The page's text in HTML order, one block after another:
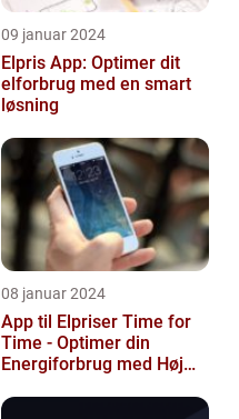
09 januar 2024
Elpris App: Optimer dit
elforbrug med en smart
løsning
08 januar 2024
App til Elpriser Time for
Time - Optimer din
Energiforbrug med Høj